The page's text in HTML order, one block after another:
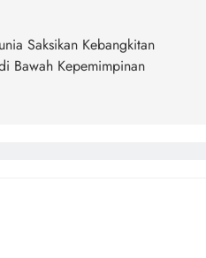
Saksikan Kebangkitan
Bawah Kepemimpinan